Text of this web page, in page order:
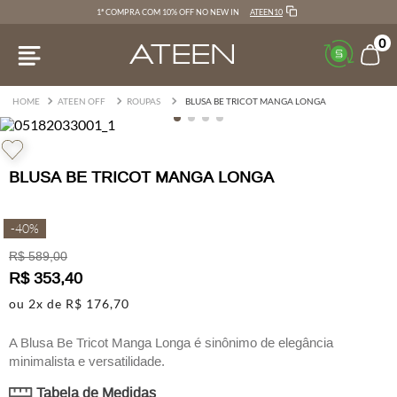
1ª COMPRA COM 10% OFF NO NEW IN ATEEN10
0
ATEEN OFF ROUPAS BLUSA BE TRICOT MANGA LONGA
BLUSA BE TRICOT MANGA LONGA
-40%
R$ 589,00
R$ 353,40
ou 2x de R$ 176,70
A Blusa Be Tricot Manga Longa é sinônimo de elegância
minimalista e versatilidade.
Tabela de Medidas